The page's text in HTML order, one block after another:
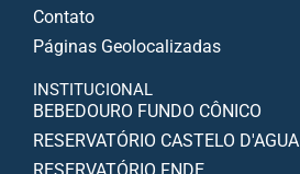
Contato
Páginas Geolocalizadas
INSTITUCIONAL
BEBEDOURO FUNDO CÔNICO
RESERVATÓRIO CASTELO D'AGUA